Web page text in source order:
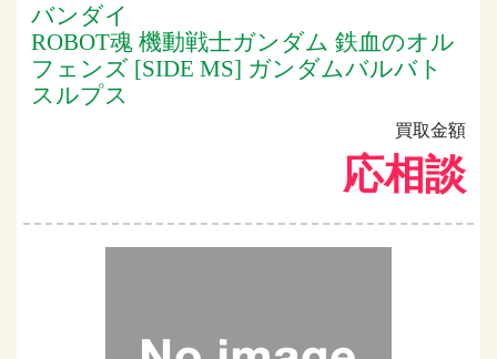
バンダイ
ROBOT魂 機動戦士ガンダム 鉄血のオル
フェンズ [SIDE MS] ガンダムバルバト
スルプス
買取金額
応相談